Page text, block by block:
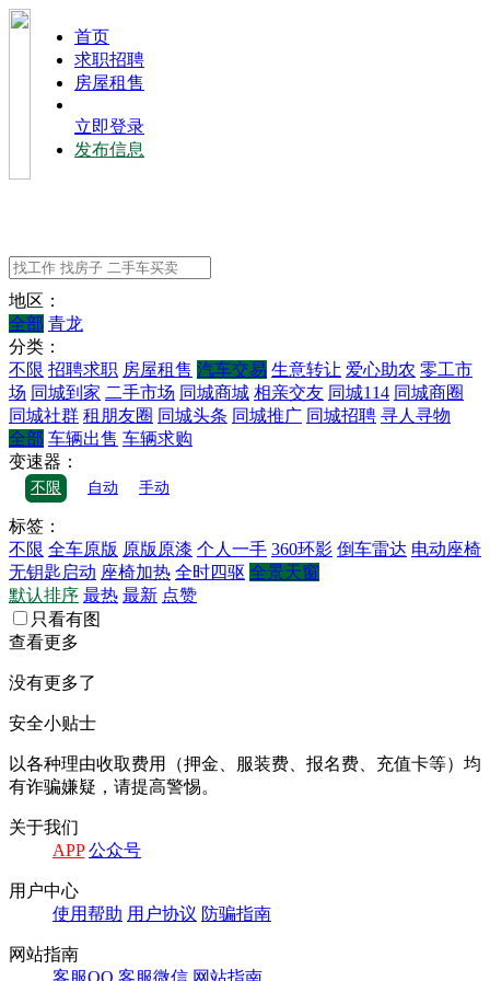
⾸⻚
求职招聘
房屋租售
立即登录
发布信息
地区：
全部 青龙
分类：
不限 招聘求职 房屋租售 汽车交易 生意转让 爱心助农 零工市
场 同城到家 二手市场 同城商城 相亲交友 同城114 同城商圈
同城社群 租朋友圈 同城头条 同城推广 同城招聘 寻人寻物
全部 车辆出售 车辆求购
变速器：
不限 自动 手动
标签：
不限 全车原版 原版原漆 个人一手 360环影 倒车雷达 电动座椅
无钥匙启动 座椅加热 全时四驱 全景天窗
默认排序 最热 最新 点赞
只看有图
查看更多
没有更多了
安全小贴士
以各种理由收取费⽤（押⾦、服装费、报名费、充值卡等）均
有诈骗嫌疑，请提⾼警惕。
关于我们
APP 公众号
⽤户中⼼
使⽤帮助 ⽤户协议 防骗指南
⽹站指南
客服QQ 客服微信 ⽹站指南